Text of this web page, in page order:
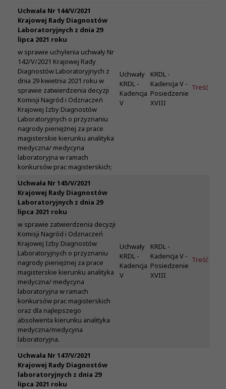
Uchwała Nr 144/V/2021
Krajowej Rady Diagnostów
Laboratoryjnych z dnia 29
lipca 2021 roku
w sprawie uchylenia uchwały Nr
142/V/2021 Krajowej Rady
Diagnostów Laboratoryjnych z
dnia 29 kwietnia 2021 roku w
sprawie zatwierdzenia decyzji
Komisji Nagród i Odznaczeń
Krajowej Izby Diagnostów
Laboratoryjnych o przyznaniu
nagrody pieniężnej za prace
magisterskie kierunku analityka
medyczna/ medycyna
laboratoryjna w ramach
konkursów prac magisterskich;
Uchwały
KRDL -
Kadencja
V
KRDL -
Kadencja V -
Posiedzenie
XVIII
Treść
Uchwała Nr 145/V/2021
Krajowej Rady Diagnostów
Laboratoryjnych z dnia 29
lipca 2021 roku
w sprawie zatwierdzenia decyzji
Komisji Nagród i Odznaczeń
Krajowej Izby Diagnostów
Laboratoryjnych o przyznaniu
nagrody pieniężnej za prace
magisterskie kierunku analityka
medyczna/ medycyna
laboratoryjna w ramach
konkursów prac magisterskich
oraz dla najlepszego
absolwenta kierunku analityka
medyczna/medycyna
laboratoryjna.
Uchwały
KRDL -
Kadencja
V
KRDL -
Kadencja V -
Posiedzenie
XVIII
Treść
Uchwała Nr 147/V/2021
Krajowej Rady Diagnostów
laboratoryjnych z dnia 29
lipca 2021 roku